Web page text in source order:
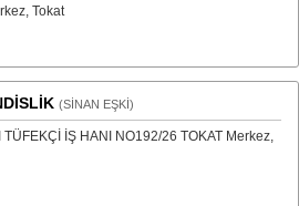
Tokat
(SİNAN EŞKİ)
TÜFEKÇİ İŞ HANI NO192/26 TOKAT Merkez,